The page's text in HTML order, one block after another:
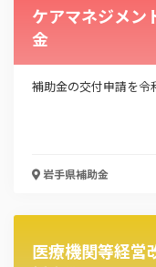
ケアマネジメン
金
補助金の交付申請を令
岩手県補助金
医療機関等経営